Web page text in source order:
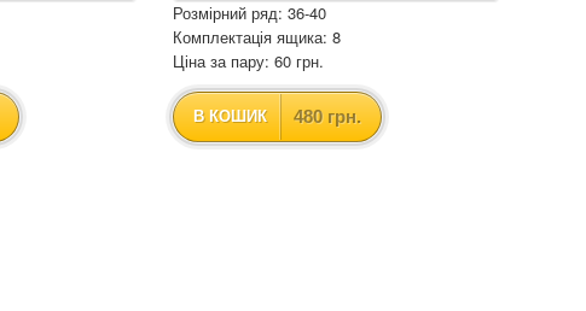
Розмірний ряд: 36-40
Комплектація ящика: 8
Ціна за пару: 60 грн.
В КОШИК 480 грн.